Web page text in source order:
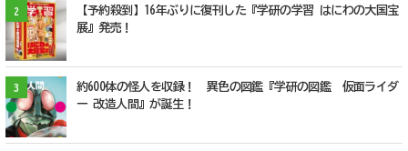
2
【予約殺到】16年ぶりに復刊した『学研の学習 はにわの大国宝
展』発売！
3
約600体の怪人を収録！ 異色の図鑑『学研の図鑑 仮面ライダ
ー 改造人間』が誕生！